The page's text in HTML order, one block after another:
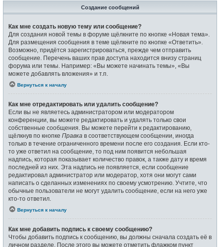
Создание сообщений
Как мне создать новую тему или сообщение?
Для создания новой темы в форуме щёлкните по кнопке «Новая тема».
Для размещения сообщения в теме щёлкните по кнопке «Ответить».
Возможно, придётся зарегистрироваться, прежде чем отправить
сообщение. Перечень ваших прав доступа находится внизу страниц
форума или темы. Например: «Вы можете начинать темы», «Вы
можете добавлять вложения» и т.п.
Вернуться к началу
Как мне отредактировать или удалить сообщение?
Если вы не являетесь администратором или модератором
конференции, вы можете редактировать и удалять только свои
собственные сообщения. Вы можете перейти к редактированию,
щёлкнув по кнопке Правка в соответствующем сообщении, иногда
только в течение ограниченного времени после его создания. Если кто-
то уже ответил на сообщение, то под ним появится небольшая
надпись, которая показывает количество правок, а также дату и время
последней из них. Эта надпись не появляется, если сообщение
редактировал администратор или модератор, хотя они могут сами
написать о сделанных изменениях по своему усмотрению. Учтите, что
обычные пользователи не могут удалить сообщение, если на него уже
кто-то ответил.
Вернуться к началу
Как мне добавить подпись к своему сообщению?
Чтобы добавить подпись к сообщению, вы должны сначала создать её в
личном разделе. После этого вы можете отметить флажком пункт